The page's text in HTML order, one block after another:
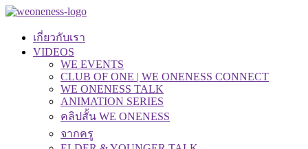
เกี่ยวกับเรา
VIDEOS
WE EVENTS
CLUB OF ONE | WE ONENESS CONNECT
WE ONENESS TALK
ANIMATION SERIES
คลิปสั้น WE ONENESS
จากครู